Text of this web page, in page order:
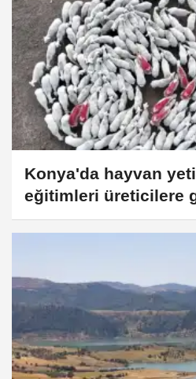
Konya'da hayvan
eğitimleri üreticilere